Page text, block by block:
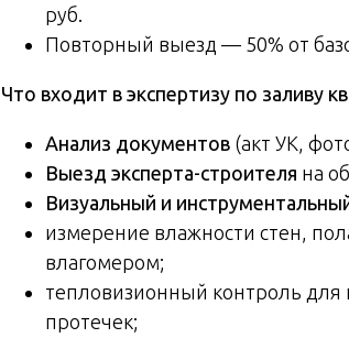
руб.
Повторный выезд — 50% от
Что входит в экспертизу по заливу
Анализ документов (акт УК,
Выезд эксперта-строителя на
Визуальный и
измерение влажности стен,
влагомером;
тепловизионный контроль для
протечек;